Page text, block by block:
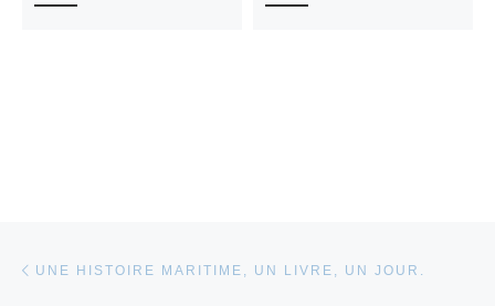
UNE HISTOIRE MARITIME, UN LIVRE, UN JOUR.